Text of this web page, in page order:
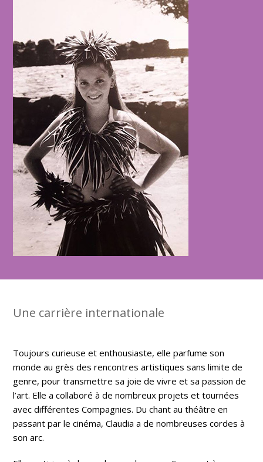
Une carrière internationale
Toujours curieuse et enthousiaste, elle parfume son
monde au grès des rencontres artistiques sans limite de
genre, pour transmettre sa joie de vivre et sa passion de
l’art. Elle a collaboré à de nombreux projets et tournées
avec différentes Compagnies. Du chant au théâtre en
passant par le cinéma, Claudia a de nombreuses cordes à
son arc.